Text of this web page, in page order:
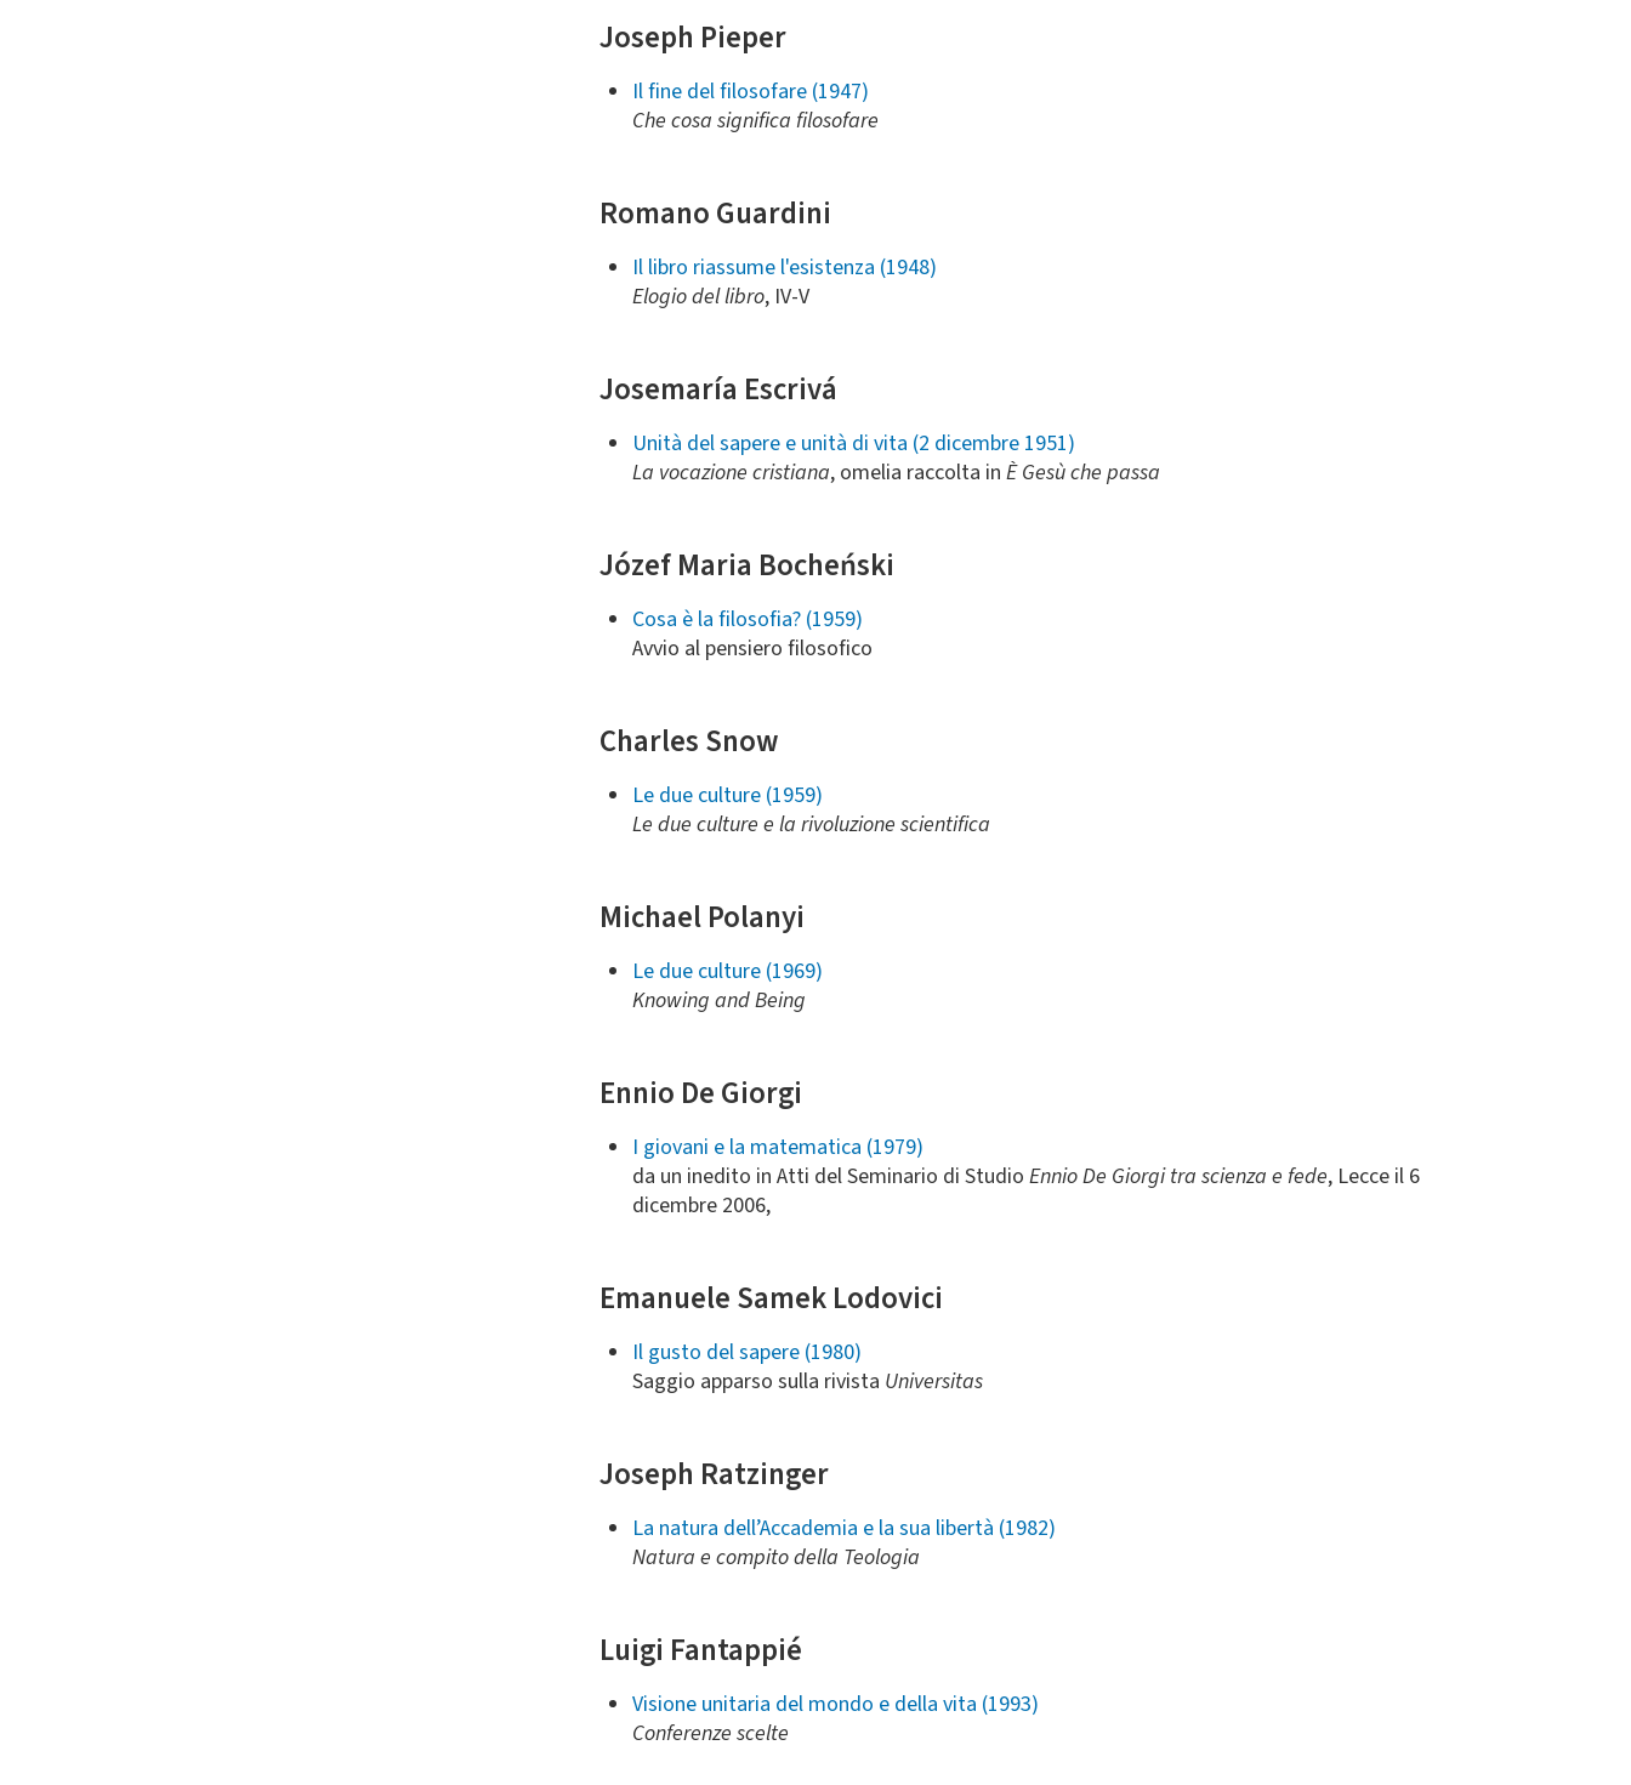
Joseph Pieper
Il fine del filosofare (1947)
Che cosa significa filosofare
Romano Guardini
Il libro riassume l'esistenza (1948)
Elogio del libro, IV-V
Josemaría Escrivá
Unità del sapere e unità di vita (2 dicembre 1951)
La vocazione cristiana, omelia raccolta in È Gesù che passa
Józef Maria Bocheński
Cosa è la filosofia? (1959)
Avvio al pensiero filosofico
Charles Snow
Le due culture (1959)
Le due culture e la rivoluzione scientifica
Michael Polanyi
Le due culture (1969)
Knowing and Being
Ennio De Giorgi
I giovani e la matematica (1979)
da un inedito in Atti del Seminario di Studio Ennio De Giorgi tra scienza e fede, Lecce il 6
dicembre 2006,
Emanuele Samek Lodovici
Il gusto del sapere (1980)
Saggio apparso sulla rivista Universitas
Joseph Ratzinger
La natura dell’Accademia e la sua libertà (1982)
Natura e compito della Teologia
Luigi Fantappié
Visione unitaria del mondo e della vita (1993)
Conferenze scelte